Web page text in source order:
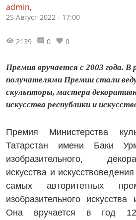
admin,
25 Август 2022 - 17:00
2139 0 0
Премия вручается с 2003 года. В
получателями Премии стали
скульпторы, мастера
искусства республики и
Премия Министерства
Татарстан имени Баки
изобразительного,
искусства и
самых авторитетных
изобразительного искусства
Она вручается в год